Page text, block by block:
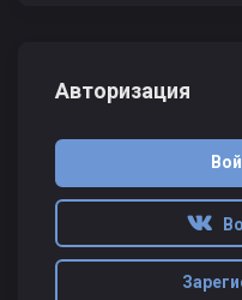
Авторизация